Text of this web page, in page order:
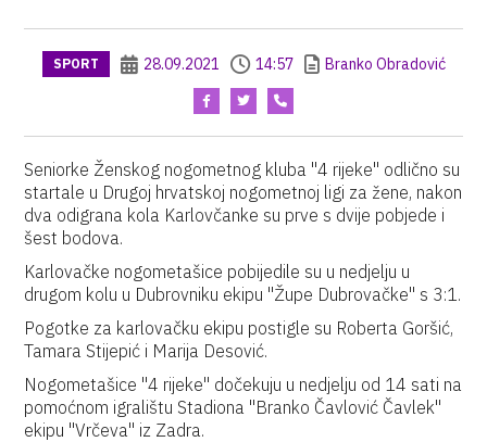
SPORT 28.09.2021 14:57 Branko Obradović
Seniorke Ženskog nogometnog kluba "4 rijeke" odlično su
startale u Drugoj hrvatskoj nogometnoj ligi za žene, nakon
dva odigrana kola Karlovčanke su prve s dvije pobjede i
šest bodova.
Karlovačke nogometašice pobijedile su u nedjelju u
drugom kolu u Dubrovniku ekipu "Župe Dubrovačke" s 3:1.
Pogotke za karlovačku ekipu postigle su Roberta Goršić,
Tamara Stijepić i Marija Desović.
Nogometašice "4 rijeke" dočekuju u nedjelju od 14 sati na
pomoćnom igralištu Stadiona "Branko Čavlović Čavlek"
ekipu "Vrčeva" iz Zadra.